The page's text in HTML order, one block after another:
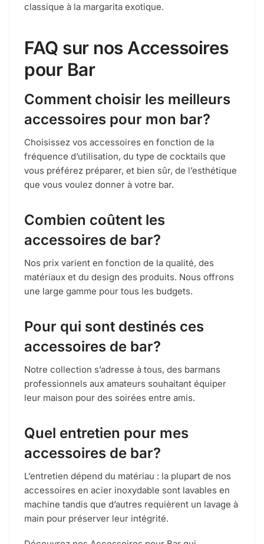
classique à la margarita exotique.
FAQ sur nos Accessoires
pour Bar
Comment choisir les meilleurs
accessoires pour mon bar?
Choisissez vos accessoires en fonction de la
fréquence d’utilisation, du type de cocktails que
vous préférez préparer, et bien sûr, de l’esthétique
que vous voulez donner à votre bar.
Combien coûtent les
accessoires de bar?
Nos prix varient en fonction de la qualité, des
matériaux et du design des produits. Nous offrons
une large gamme pour tous les budgets.
Pour qui sont destinés ces
accessoires de bar?
Notre collection s’adresse à tous, des barmans
professionnels aux amateurs souhaitant équiper
leur maison pour des soirées entre amis.
Quel entretien pour mes
accessoires de bar?
L’entretien dépend du matériau : la plupart de nos
accessoires en acier inoxydable sont lavables en
machine tandis que d’autres requièrent un lavage à
main pour préserver leur intégrité.